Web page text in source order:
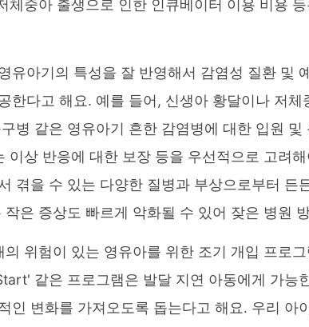
체중아 출생으로 인한 인큐베이터 이용 비용
유아기의 특성을 잘 반영해서 감염성 질환 및
한다고 해요. 예를 들어, 신생아 황달이나 저체
병 같은 영유아기 흔한 감염병에 대한 입원 및
이상 반응에 대한 보장 등을 우선적으로 고려
겪을 수 있는 다양한 질병과 부상으로부터 든
은 증상도 빠르게 악화될 수 있어 잦은 병원
위험이 있는 영유아를 위한 조기 개입 프로
같은 프로그램은 발달 지연 아동에게 가능
인 변화를 가져오도록 돕는다고 해요. 우리 아